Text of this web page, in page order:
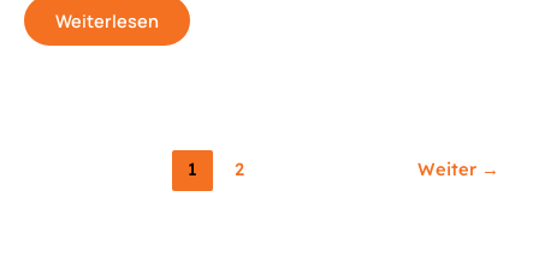
Weiterlesen
1 2 Weiter →